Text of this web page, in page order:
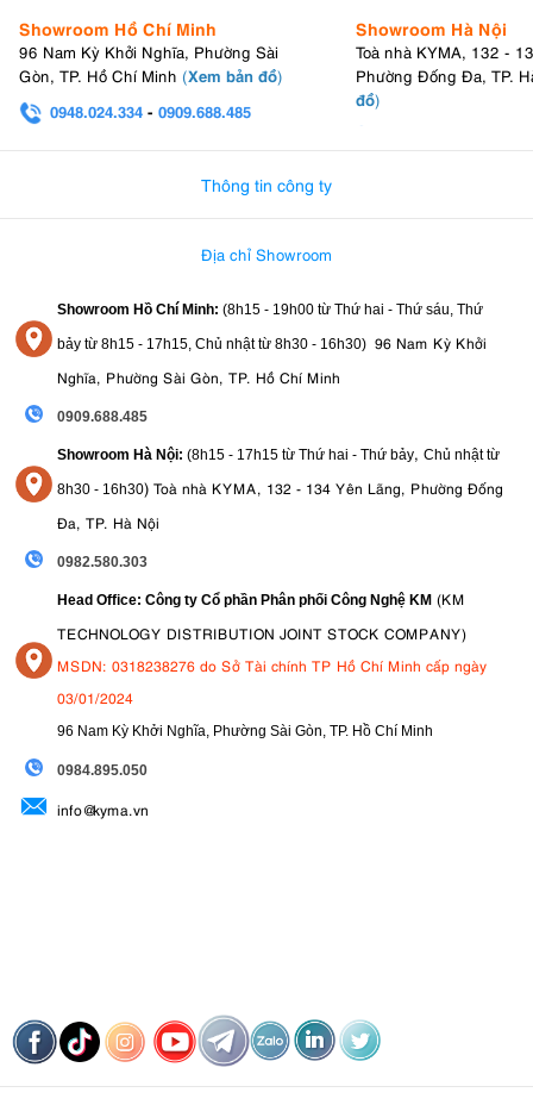
Showroom Hồ Chí Minh
96 Nam Kỳ Khởi Nghĩa, Phường Sài
Gòn, TP. Hồ Chí Minh (Xem bản đồ)
0948.024.334 - 0909.688.485
Showroom Hà Nội
Toà nhà KYMA, 132 -
Phường Đống Đa, TP.
đồ)
Thông tin công ty
Địa chỉ Showroom
Showroom Hồ Chí Minh: (8h15 - 19h00 từ Thứ hai - Thứ sáu, Thứ
bảy từ 8h15 - 17h15, Chủ nhật từ 8h30 - 16h30) 96 Nam Kỳ Khởi
Nghĩa, Phường Sài Gòn, TP. Hồ Chí Minh
0909.688.485
Showroom Hà Nội: (8h15 - 17h15 từ Thứ hai - Thứ bảy, Chủ nhật từ
8h30 - 16h30) Toà nhà KYMA, 132 - 134 Yên Lãng, Phường Đống
Đa, TP. Hà Nội
0982.580.303
Head Office: Công ty Cổ phần Phân phối Công Nghệ KM (KM
TECHNOLOGY DISTRIBUTION JOINT STOCK COMPANY)
MSDN: 0318238276 do Sở Tài chính TP Hồ Chí Minh cấp ngày
03/01/2024
96 Nam Kỳ Khởi Nghĩa, Phường Sài Gòn, TP. Hồ Chí Minh
0984.895.050
info@kyma.vn